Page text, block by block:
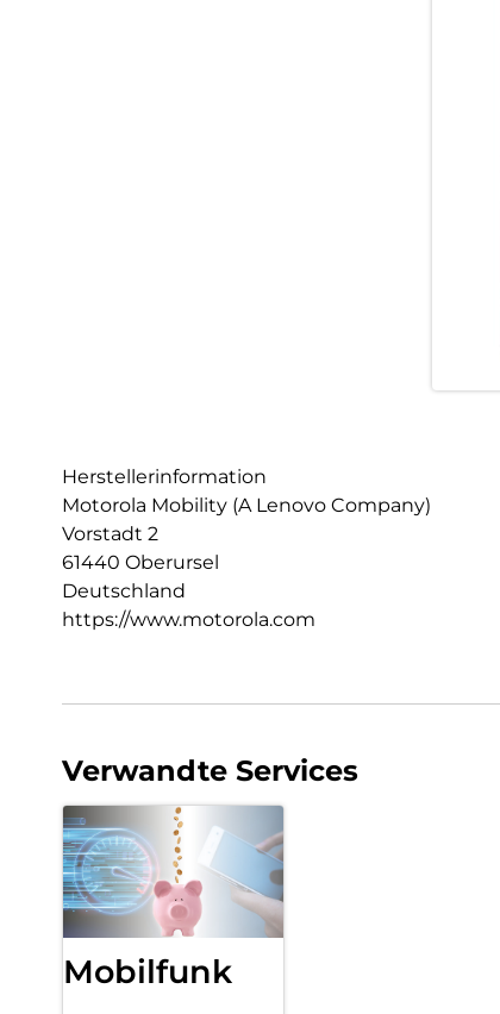
Herstellerinformation
Motorola Mobility (A Lenovo Company)
Vorstadt 2
61440 Oberursel
Deutschland
https://www.motorola.com
Verwandte Services
Mobilfunk